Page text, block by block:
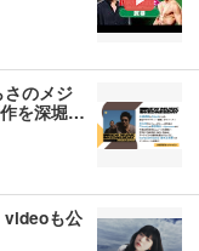
のメジ
を深堀…
videoも公